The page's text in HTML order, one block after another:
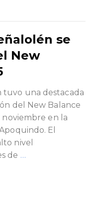
se
New
tuvo una destacada
del New Balance
noviembre en la
El
nivel
de …